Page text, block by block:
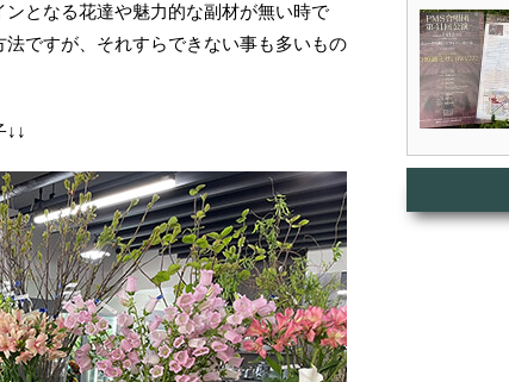
となる花達や魅力的な副材が無い時で
ですが、それすらできない事も多いもの
↓↓